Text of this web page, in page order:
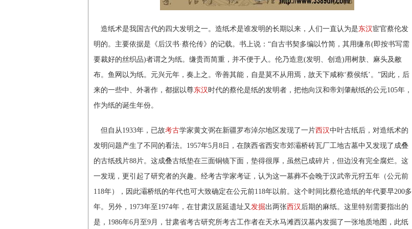
造纸术是我国古代的四大发明之一。造纸术是谁发明的长期以来，人们一直认为是东汉宦官蔡伦发
明的。主要依据是《后汉书·蔡伦传》的记载。书上说：“自古书契多编以竹简，其用缣帛(即按书写需
要裁好的丝织品)者谓之为纸。缣贵而简重，并不便于人。伦乃造意(发明、创造)用树肤、麻头及敝
布。鱼网以为纸。元兴元年，奏上之。帝善其能，自是莫不从用焉，故天下咸称‘蔡侯纸’。”因此，后
来的一些中、外著作，都据以尊东汉 时代的蔡伦是纸的发明者，把他向汉和帝刘肇献纸的公元105年，
作为纸的诞生年份。
但自从1933年，已故考古学家黄文弼在新疆罗布淖尔地区发现了一片西汉中叶古纸后，对造纸术的
发明问题产生了不同的看法。1957年5月8日，在陕西省西安市郊灞桥砖瓦厂工地古墓中又发现了成叠
的古纸残片88片。这成叠古纸垫在三面铜镜下面，垫得很厚，虽然已成碎片，但边没有完全腐烂。这
一发现，更引起了研究者的兴趣。经考古学家考证，认为这一墓葬不会晚于汉武帝元狩五年（公元前
118年），因此灞桥纸的年代也可大致确定在公元前118年以前。这个时间比蔡伦造纸的年代要早200多
年。另外，1973年至1974年，在甘肃汉居延遗址又 发掘出两张西汉 后期的麻纸。这里特别需要指出的
是，1986年6月至9月，甘肃省考古研究所考古工作者在天水马滩西汉墓内发掘了一张地质地图，此纸